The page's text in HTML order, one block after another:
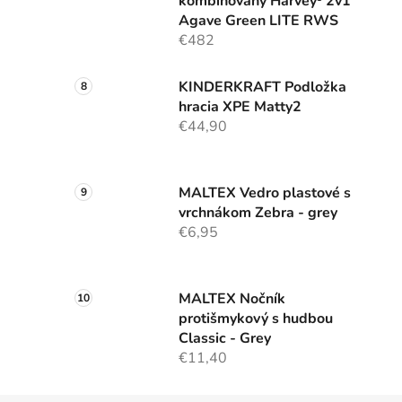
Agave Green LITE RWS
€482
KINDERKRAFT Podložka
hracia XPE Matty2
€44,90
MALTEX Vedro plastové s
vrchnákom Zebra - grey
€6,95
MALTEX Nočník
protišmykový s hudbou
Classic - Grey
€11,40